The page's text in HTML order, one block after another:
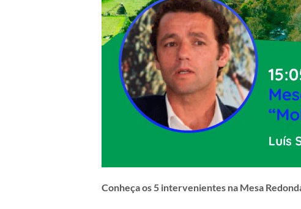
Conheça os 5 intervenientes na Mesa